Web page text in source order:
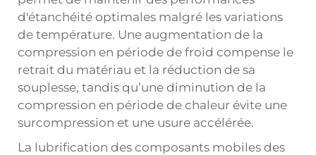
d'étanchéité optimales malgré les variations
de température. Une augmentation de la
compression en période de froid compense le
retrait du matériau et la réduction de sa
souplesse, tandis qu’une diminution de la
compression en période de chaleur évite une
surcompression et une usure accélérée.
La lubrification des composants mobiles des